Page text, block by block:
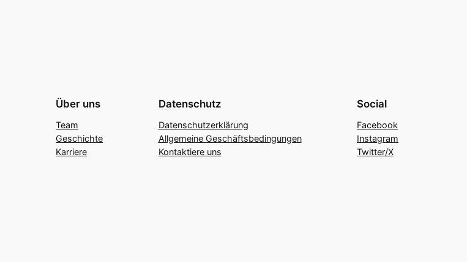
Über uns
Team
Geschichte
Karriere
Datenschutz
Datenschutzerklärung
Allgemeine Geschäftsbedingungen
Kontaktiere uns
Social
Facebook
Instagram
Twitter/X